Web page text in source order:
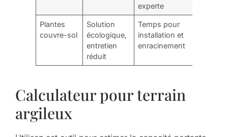
experte
Plantes
couvre-sol
Solution
écologique,
entretien
réduit
Temps pour
installation et
enracinement
Calculateur pour terrain
argileux